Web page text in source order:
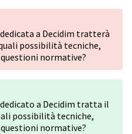
a Decidim tratterà
possibilità tecniche,
normative?
a Decidim tratta il
possibilità tecniche,
normative?